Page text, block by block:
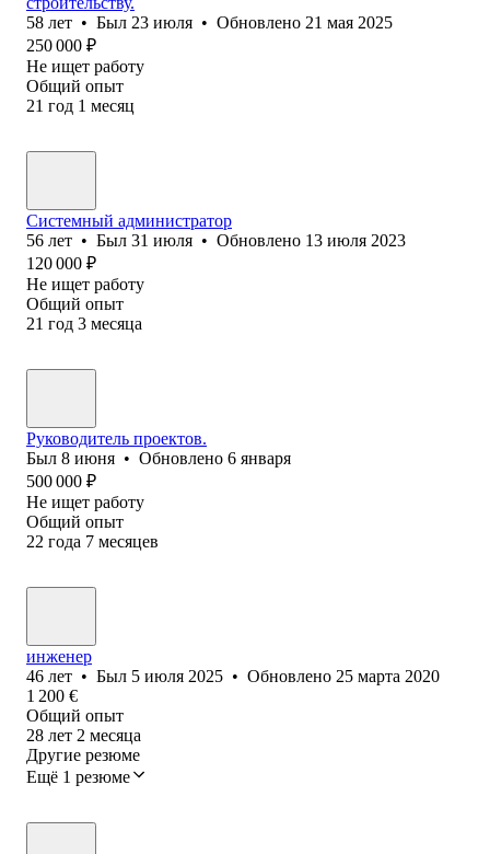
58 лет • Был 23 июля • Обновлено 21 мая 2025
250 000 ₽
Не ищет работу
Общий опыт
21 год 1 месяц
Системный администратор
56 лет • Был 31 июля • Обновлено 13 июля 2023
120 000 ₽
Не ищет работу
Общий опыт
21 год 3 месяца
Руководитель проектов.
Был 8 июня • Обновлено 6 января
500 000 ₽
Не ищет работу
Общий опыт
22 года 7 месяцев
инженер
46 лет • Был 5 июля 2025 • Обновлено 25 марта 2020
1 200 €
Общий опыт
28 лет 2 месяца
Другие резюме
Ещё 1 резюме